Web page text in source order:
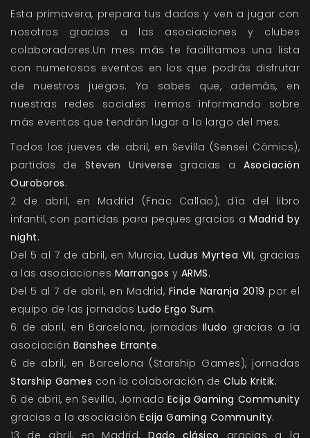
Esta primavera, prepara tus dados y ven a jugar con
nosotros gracias a las asociaciones y clubes
colaboradores.Un mes más te facilitamos una lista
con numerosos eventos en los que podrás disfrutar
de nuestros juegos. Ya sabes que, además, en
nuestras redes sociales iremos informando sobre
más eventos que tendrán lugar a lo largo del mes.
Todos los jueves de abril, en Sevilla (Sensei Cómics),
partidas de Steven Universe gracias aAsociación
Ouroboros.
2 de abril, en Madrid (Fnac Callao), día del libro
infantil, con partidas para peques gracias aMadrid by
night.
Del 5 al 7 de abril, en Murcia, Ludus Myrtea VII, gracias
a las asociaciones Marrangos y ARMS.
Del 5 al 7 de abril, en Madrid, Finde Naranja 2019 por el
equipo de las jornadas Ludo Ergo Sum.
6 de abril, en Barcelona, jornadas Iludo gracias a la
asociación Banshee Errante.
6 de abril, en Barcelona (Starship Games), jornadas
Starship Games con la colaboración de Club Kritik.
6 de abril, en Sevilla, Jornada Ecija Gaming Community
gracias a la asociación Ecija Gaming Community.